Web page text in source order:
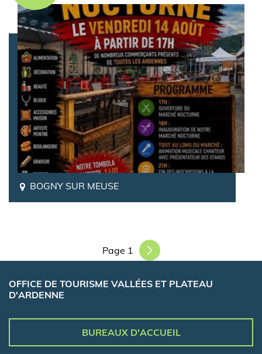
BOGNY SUR MEUSE
Page 1
OFFICE DE TOURISME VALLÉES ET PLATEAU
D'ARDENNE
BUREAUX D'ACCUEIL